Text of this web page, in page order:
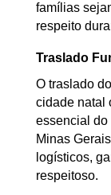
famílias
respeito
Traslado
O traslado
cidade natal
essencial do
Minas
logísticos,
respeitoso.